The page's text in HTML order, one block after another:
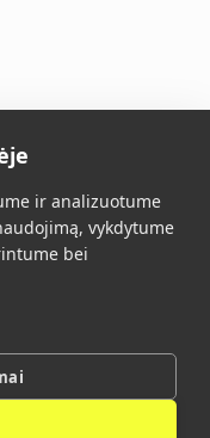
politika
ir analizuotume
vykdytume
bei